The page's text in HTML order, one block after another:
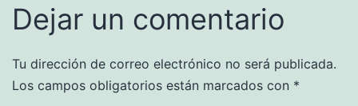
Dejar un comentario
Tu dirección de correo electrónico no será publicada.
Los campos obligatorios están marcados con *